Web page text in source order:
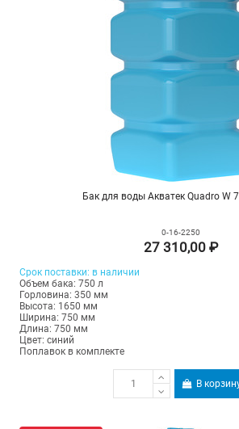
Бак для воды Акватек Quadro W
0-16-2250
27 310,00 ₽
Срок поставки: в наличии
Объем бака: 750 л
Горловина: 350 мм
Высота: 1650 мм
Ширина: 750 мм
Длина: 750 мм
Цвет: синий
Поплавок в комплекте
В